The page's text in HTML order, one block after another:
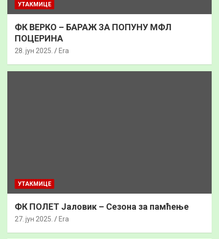
УТАКМИЦЕ
ФК ВЕРКО – БАРАЖ ЗА ПОПУНУ МФЛ
ПОЦЕРИНА
28. јун 2025. Era
УТАКМИЦЕ
ФК ПОЛЕТ Јаловик – Сезона за памћење
27. јун 2025. Era